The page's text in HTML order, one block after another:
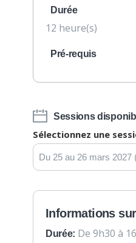
Durée
12 heure(s)
Pré-requis
Sessions
Sélectionnez une
Informations
Durée: De 9h30 à